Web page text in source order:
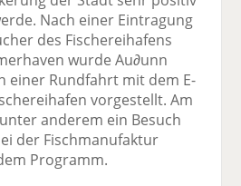
Nach einer Eintragung
des Fischereihafens
wurde Au∂unn
einer Rundfahrt mit dem E-
vorgestellt. Am
anderem ein Besuch
der Fischmanufaktur
Programm.